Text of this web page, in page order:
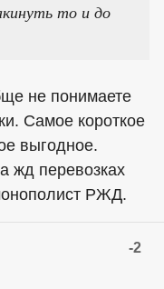
то и до
не понимаете
Самое короткое
выгодное.
жд перевозках
РЖД.
-2